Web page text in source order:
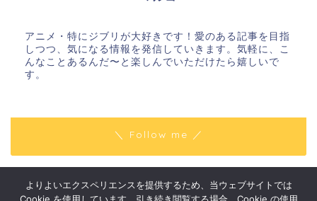
アニメ・特にジブリが大好きです！愛のある記事を目指
しつつ、気になる情報を発信していきます。気軽に、こ
んなことあるんだ〜と楽しんでいただけたら嬉しいで
す。
＼ Follow me ／
プライバシーポリシー 免責事項
よりよいエクスペリエンスを提供するため、当ウェブサイトでは